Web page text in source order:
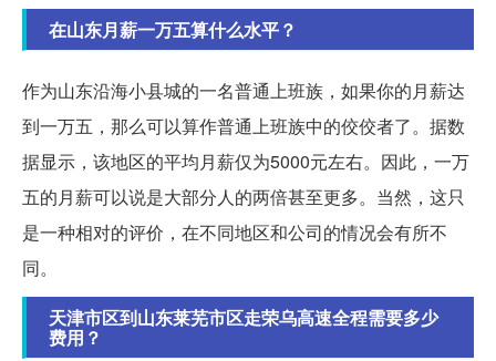
在山东月薪一万五算什么水平？
作为山东沿海小县城的一名普通上班族，如果你的月薪达
到一万五，那么可以算作普通上班族中的佼佼者了。据数
据显示，该地区的平均月薪仅为5000元左右。因此，一万
五的月薪可以说是大部分人的两倍甚至更多。当然，这只
是一种相对的评价，在不同地区和公司的情况会有所不
同。
天津市区到山东莱芜市区走荣乌高速全程需要多少
费用？